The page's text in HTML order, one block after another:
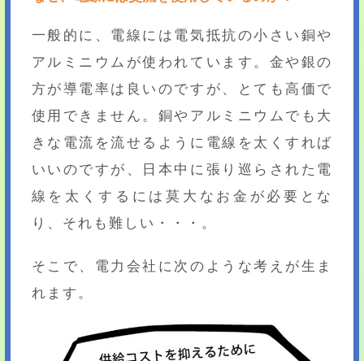
一般的に、電線には電気抵抗の小さい銅や
アルミニウムが使われています。金や銀の
方が導電率は良いのですが、とても高価で
使用できません。銅やアルミニウムでも大
きな電流を流せるように電線を太くすれば
いいのですが、日本中に張り巡らされた電
線を太くするには莫大なお金が必要とな
り、それも難しい・・・。
そこで、電力会社に次のような考えが生ま
れます。